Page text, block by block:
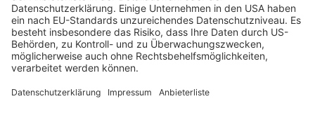
keinem Herkunftsland zuordnen können. Dabei nähmen
ausländische Geheimdienste die deutsche Wirtschaft
verstärkt ins Visier. 28 % der betroffenen Unternehmen
hätten mindestens einen Angriff einem ausländischen
Nachrichtendienst zuordnen können, vor einem Jahr
häufigsten kämen die Täter jedoch aus der